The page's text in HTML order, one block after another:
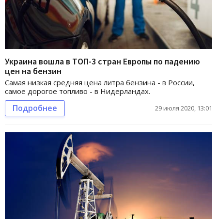
Украина вошла в ТОП-3 стран Европы по падению
цен на бензин
Самая низкая средняя цена литра бензина - в России,
самое дорогое топливо - в Нидерландах.
Подробнее 29 июля 2020, 13:01